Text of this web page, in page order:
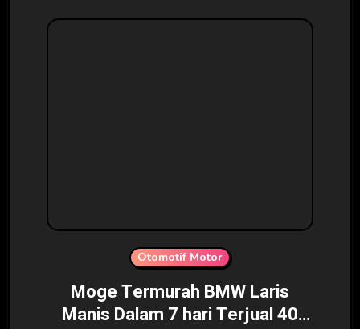
Otomotif Motor
Moge Termurah BMW Laris
Manis Dalam 7 hari Terjual 40